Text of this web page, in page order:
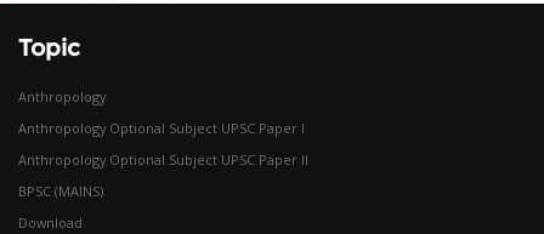
Topic
Anthropology
Anthropology Optional Subject UPSC Paper I
Anthropology Optional Subject UPSC Paper II
BPSC (MAINS)
Download